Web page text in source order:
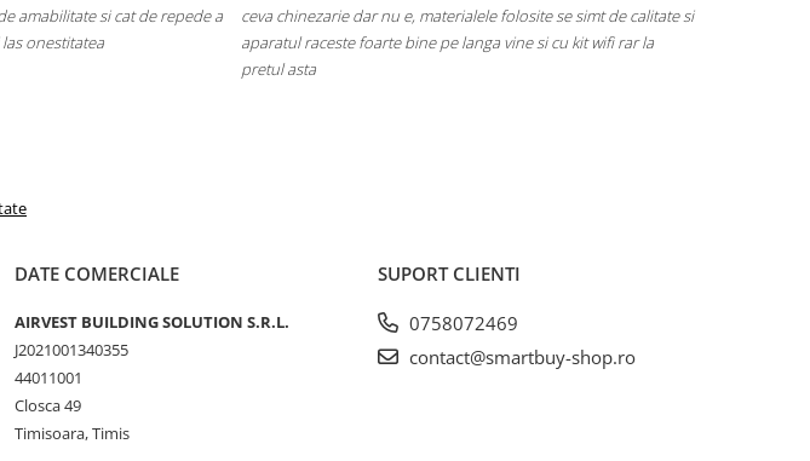
si cat de repede a
ceva chinezarie dar nu e, materialele folosite se simt de calitate si
aparatul raceste foarte bine pe langa vine si cu kit wifi rar la
urmeze, pret mic, sunt
DATE COMERCIALE
AIRVEST BUILDING SOLUTION S.R.L.
J2021001340355
44011001
Closca 49
Timisoara, Timis
SUPORT CLIENTI
0758072469
contact@smartbuy-shop.ro